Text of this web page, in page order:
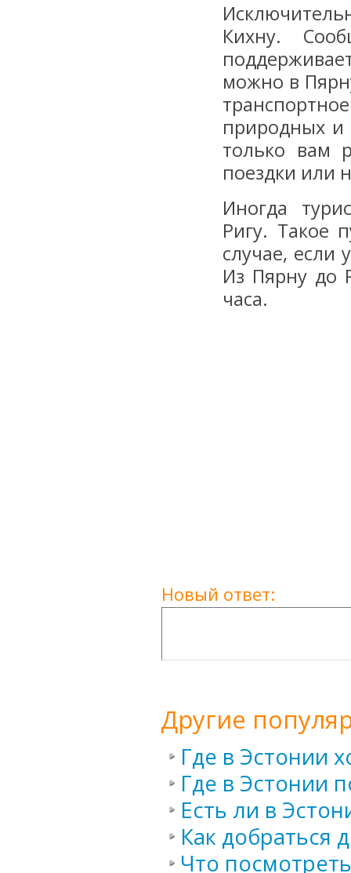
Кихну.
можно в
природных и
только вам
поездки или
Иногда
Ригу. Такое
случае, если
Из Пярну до
часа.
Новый ответ:
Другие
Где в Эстонии
Где в Эстонии
Есть ли в
Как добраться
Что